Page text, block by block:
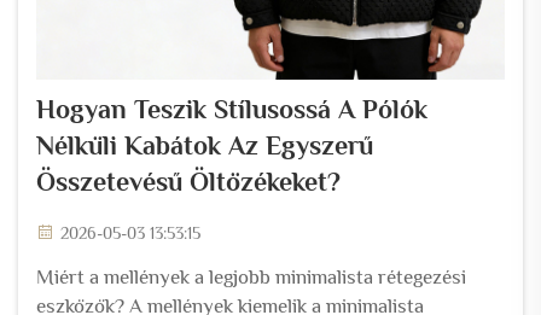
Hogyan Teszik Stílusossá A Pólók
Nélküli Kabátok Az Egyszerű
Összetevésű Öltözékeket?
2026-05-03 13:53:15
Miért a mellények a legjobb minimalista rétegezési
eszközök? A mellények kiemelik a minimalista